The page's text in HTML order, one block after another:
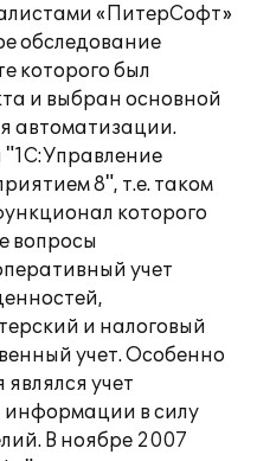
«ПитерСофт»
обследование
которого был
и выбран основной
автоматизации.
"1С:Управление
8", т.е. таком
которого
вопросы
учет
и налоговый
учет. Особенно
учет
в силу
В ноябре 2007